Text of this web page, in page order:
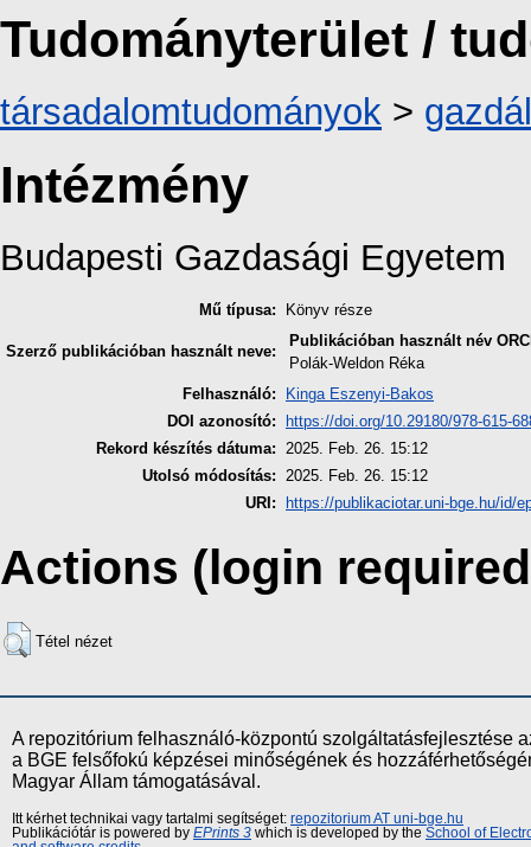
Tudományterület /
társadalomtudományok >
Intézmény
Budapesti Gazdasági Egyetem
Mű típusa: Könyv része
Szerző publikációban használt neve:
Publikációban használt név
Polák-Weldon Réka
Felhasználó:
Kinga Eszenyi-Bakos
DOI azonosító:
https://doi.org/10.29180/978-615-
Rekord készítés dátuma: 2025. Feb. 26. 15:12
Utolsó módosítás: 2025. Feb. 26. 15:12
URI:
https://publikaciotar.uni-bge.hu/id/
Actions (login
Tétel nézet
A repozitórium felhasználó-központú szolgáltatásfejlesztése
a BGE felsőfokú képzései minőségének és
Magyar Állam támogatásával.
Itt kérhet technikai vagy tartalmi segítséget: repozitorium AT uni-bge.hu
Publikációtár is powered by EPrints 3 which is developed by the School of